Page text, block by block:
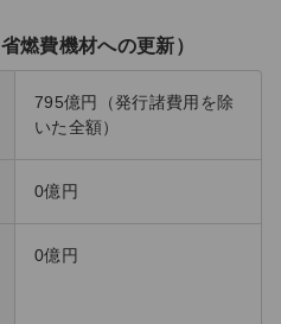
燃費機材への更新）
795億円（発行諸費用を除
いた全額）
0億円
0億円